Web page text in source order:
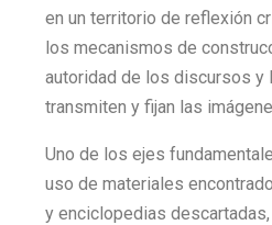
en un territorio de reflexión
los mecanismos de
autoridad de los discursos y
transmiten y fijan las
Uno de los ejes
uso de materiales
y enciclopedias